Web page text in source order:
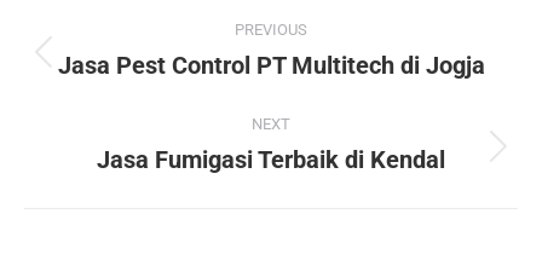
PREVIOUS
Jasa Pest Control PT Multitech di Jogja
NEXT
Jasa Fumigasi Terbaik di Kendal